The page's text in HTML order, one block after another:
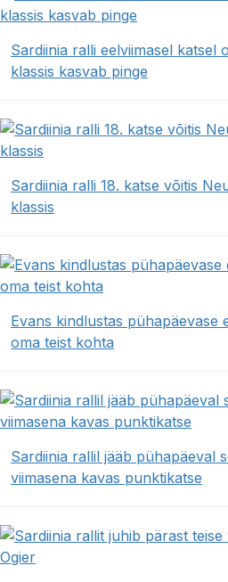
Sardiinia ralli eelviimasel katsel
klassis kasvab pinge
Sardiinia ralli 18. katse võitis
klassis
Evans kindlustas pühapäevase
oma teist kohta
Sardiinia rallil jääb pühapäeval
viimasena kavas punktikatse